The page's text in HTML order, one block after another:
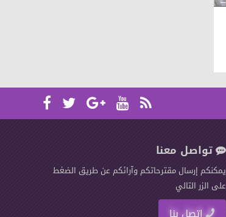
تواصل معنا
يمكنكم إرسال مقترحاتكم وآرائكم عن طريق الضغط
على الزر التالي